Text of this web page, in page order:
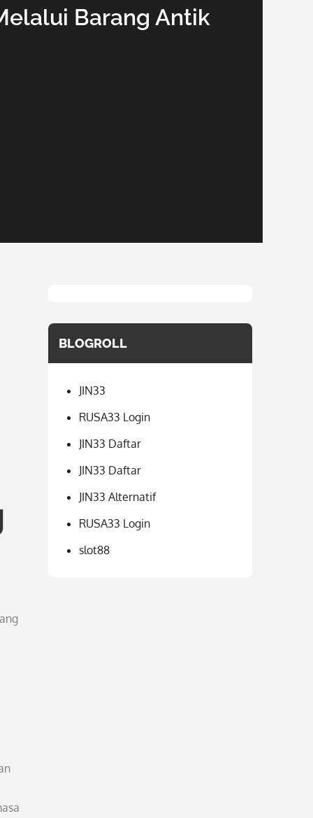
Barang Antik
BLOGROLL
JIN33
RUSA33 Login
JIN33 Daftar
JIN33 Daftar
JIN33 Alternatif
RUSA33 Login
slot88